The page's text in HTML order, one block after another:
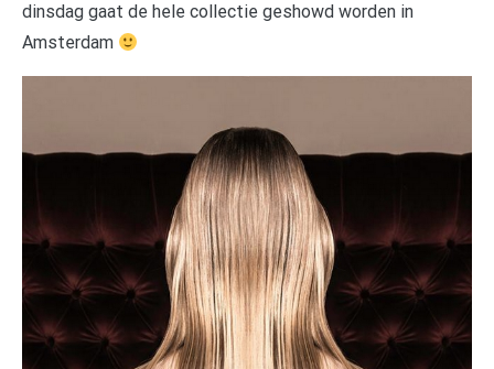
dinsdag gaat de hele collectie geshowd worden in
Amsterdam